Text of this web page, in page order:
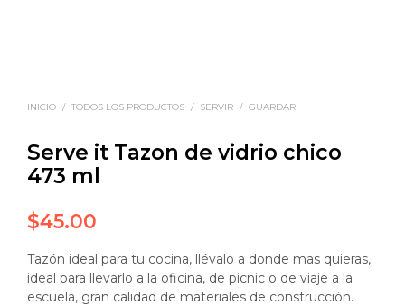
INICIO / TODOS LOS PRODUCTOS / SERVIR / GUARDAR
Serve it Tazon de vidrio chico
473 ml
$45.00
Tazón ideal para tu cocina, llévalo a donde mas quieras,
ideal para llevarlo a la oficina, de picnic o de viaje a la
escuela, gran calidad de materiales de construcción.